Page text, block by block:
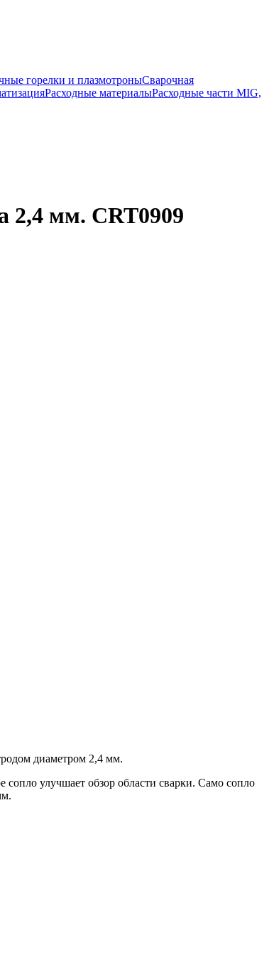
горелки и плазмотроныСварочная
Расходные материалыРасходные части MIG,
2,4 мм. CRT0909
диаметром 2,4 мм.
сопло улучшает обзор области сварки. Само сопло